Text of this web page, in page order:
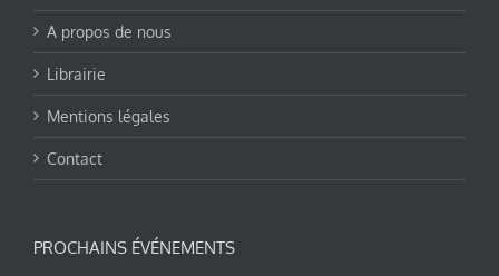
A propos de nous
Librairie
Mentions légales
Contact
PROCHAINS ÉVÉNEMENTS